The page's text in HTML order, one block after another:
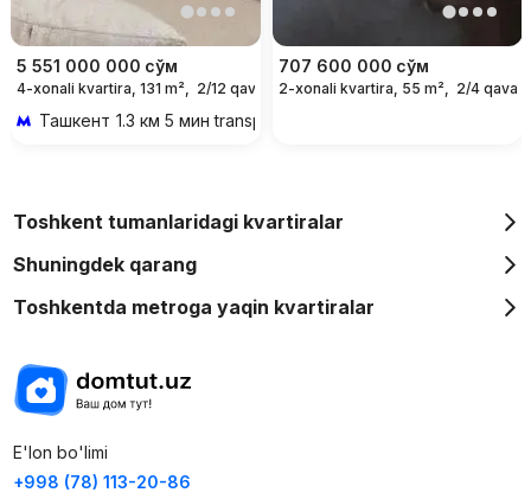
5 551 000 000 сўм
4-xonali kvartira, 131 m², 2/12 qavat
Ташкент 1.3 км 5 мин transportda
707 600 000 сўм
2-xonali kvartira, 55 m², 2/4 qavat
Toshkent tumanlaridagi kvartiralar
Shuningdek qarang
Toshkentda metroga yaqin kvartiralar
E'lon bo'limi
+998 (78) 113-20-86